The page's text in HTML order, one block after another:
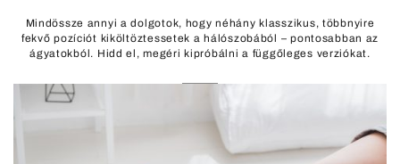
Mindössze annyi a dolgotok, hogy néhány klasszikus, többnyire
fekvő pozíciót kiköltöztessetek a hálószobából – pontosabban az
ágyatokból. Hidd el, megéri kipróbálni a függőleges verziókat.